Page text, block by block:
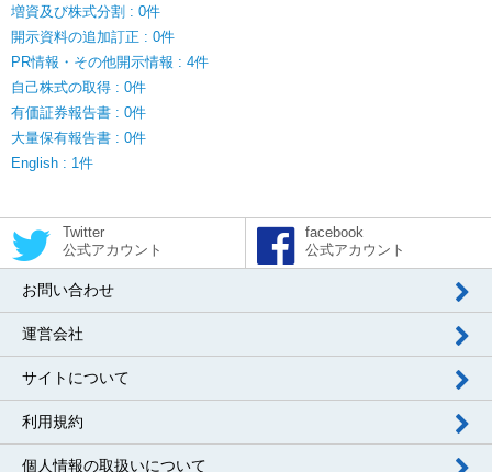
増資及び株式分割 : 0件
開示資料の追加訂正 : 0件
PR情報・その他開示情報 : 4件
自己株式の取得 : 0件
有価証券報告書 : 0件
大量保有報告書 : 0件
English : 1件
Twitter
公式アカウント
facebook
公式アカウント
お問い合わせ
運営会社
サイトについて
利用規約
個人情報の取扱いについて